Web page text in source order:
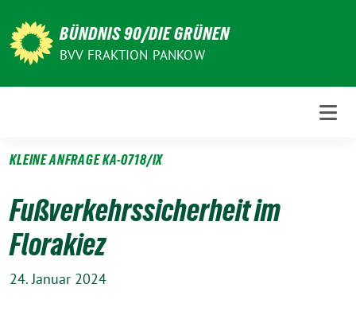
zum
Inhalt
BÜNDNIS 90/DIE GRÜNEN
BVV FRAKTION PANKOW
KLEINE ANFRAGE KA-0718/IX
Fußverkehrssicherheit im
Florakiez
24. Januar 2024